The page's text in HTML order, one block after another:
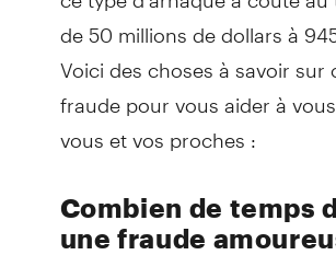
de 50 millions de dollars à
Voici des choses à savoir sur
fraude pour vous aider à
vous et vos proches :
Combien de temps
une fraude